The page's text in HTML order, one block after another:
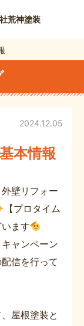
荒神塗装
本情報
2024.12.05
壁リフォー
【プロタイム
ます
ャンペーン
信を行って
屋根塗装と